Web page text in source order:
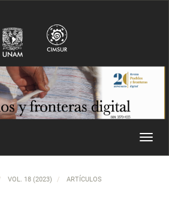
VOL. 18 (2023) ARTÍCULOS